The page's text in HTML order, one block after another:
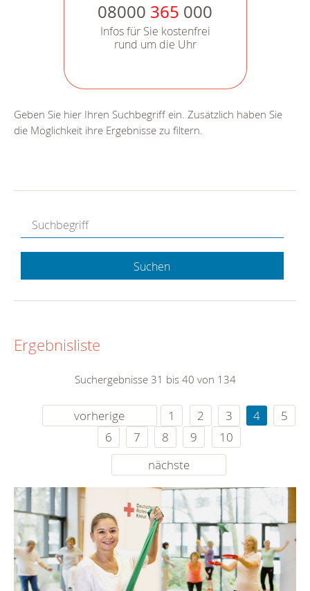
08000 365 000
Infos für Sie kostenfrei
rund um die Uhr
Geben Sie hier Ihren Suchbegriff ein. Zusätzlich haben Sie
die Möglichkeit ihre Ergebnisse zu filtern.
Suchen
Ergebnisliste
Suchergebnisse 31 bis 40 von 134
vorherige 1 2 3 4
5
6
7 8 9
10
nächste